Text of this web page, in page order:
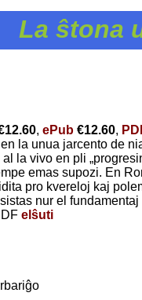
La ŝtona
, ePub €12.60,
la unua jarcento de
la vivo en pli
emas supozi. En
pro kvereloj kaj
nur el
elŝuti